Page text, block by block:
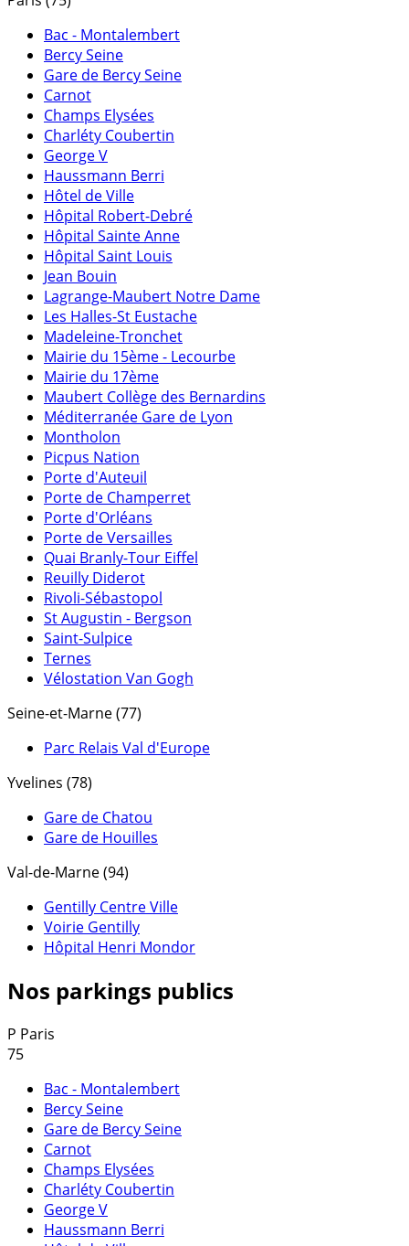
Bac - Montalembert
Bercy Seine
Gare de Bercy Seine
Carnot
Champs Elysées
Charléty Coubertin
George V
Haussmann Berri
Hôtel de Ville
Hôpital Robert-Debré
Hôpital Sainte Anne
Hôpital Saint Louis
Jean Bouin
Lagrange-Maubert Notre Dame
Les Halles-St Eustache
Madeleine-Tronchet
Mairie du 15ème - Lecourbe
Mairie du 17ème
Maubert Collège des Bernardins
Méditerranée Gare de Lyon
Montholon
Picpus Nation
Porte d'Auteuil
Porte de Champerret
Porte d'Orléans
Porte de Versailles
Quai Branly-Tour Eiffel
Reuilly Diderot
Rivoli-Sébastopol
St Augustin - Bergson
Saint-Sulpice
Ternes
Vélostation Van Gogh
Seine-et-Marne (77)
Parc Relais Val d'Europe
Yvelines (78)
Gare de Chatou
Gare de Houilles
Val-de-Marne (94)
Gentilly Centre Ville
Voirie Gentilly
Hôpital Henri Mondor
Nos parkings publics
P Paris
75
Bac - Montalembert
Bercy Seine
Gare de Bercy Seine
Carnot
Champs Elysées
Charléty Coubertin
George V
Haussmann Berri